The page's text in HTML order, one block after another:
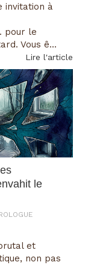
invitation à
pour le
Vous ê...
Lire l'article
le
et
non pas